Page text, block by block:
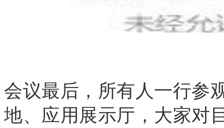
会议最后，所有人一行参
地、应用展示厅，大家对